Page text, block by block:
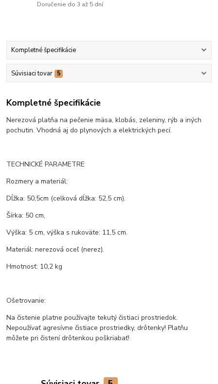
Doručenie do 3 až 5 dní
Kompletné špecifikácie
Súvisiaci tovar 5
Kompletné špecifikácie
Nerezová platňa na pečenie mäsa, klobás, zeleniny, rýb a iných
pochutin. Vhodná aj do plynových a elektrických pecí.
TECHNICKÉ PARAMETRE
Rozmery a materiál:
Dĺžka: 50,5cm (celková dĺžka: 52,5 cm).
Šírka: 50 cm,
Výška: 5 cm, výška s rukoväte: 11,5 cm.
Materiál: nerezová oceľ (nerez).
Hmotnosť: 10,2 kg
Ošetrovanie:
Na čistenie platne používajte tekutý čistiaci prostriedok.
Nepoužívať agresívne čistiace prostriedky, drôtenky! Platňu
môžete pri čistení drôtenkou poškriabať!